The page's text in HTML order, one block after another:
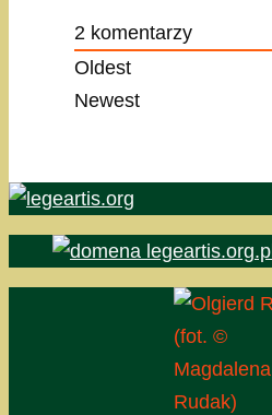
2 komentarzy
Oldest
Newest
(fot. ©
Magdalena
Rudak)